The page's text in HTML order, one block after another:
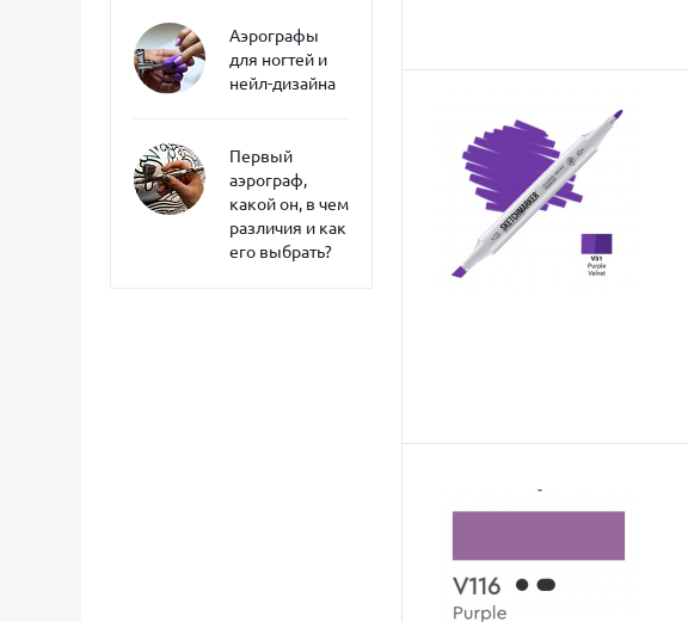
Аэрографы
для ногтей и
нейл-дизайна
Первый
аэрограф,
какой он, в чем
различия и как
его выбрать?